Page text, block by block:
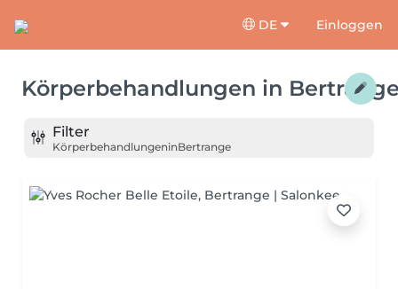
DE Einloggen
Körperbehandlungen in
Filter
KörperbehandlungeninBertrange